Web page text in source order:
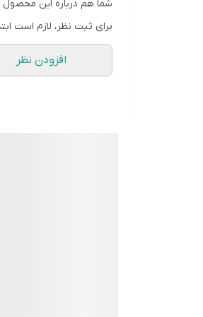
شما هم درباره این محصول
برای ثبت نظر، لازم است
افزودن نظر